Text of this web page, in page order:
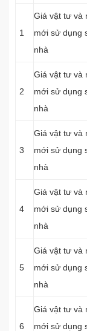
1
Giá vật tư và
mới sử dụng
nhà
2
Giá vật tư và
mới sử dụng
nhà
3
Giá vật tư và
mới sử dụng
nhà
4
Giá vật tư và
mới sử dụng
nhà
5
Giá vật tư và
mới sử dụng
nhà
6
Giá vật tư và
mới sử dụng